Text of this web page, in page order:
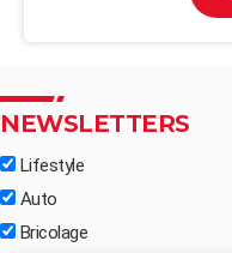
NEWSLETTERS
Lifestyle
Auto
Bricolage